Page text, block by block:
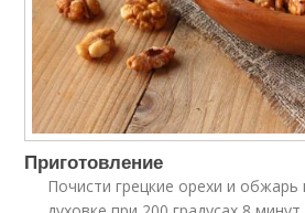
Приготовление
Почисти грецкие орехи и обжарь